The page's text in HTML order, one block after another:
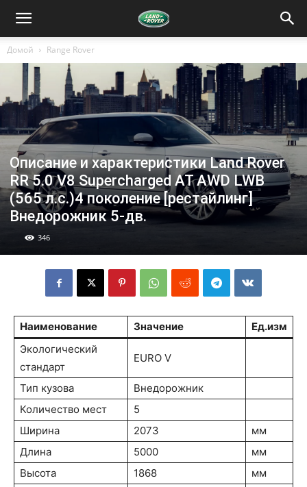
Домой Range Rover
Описание и характеристики Land Rover
RR 5.0 V8 Supercharged AT AWD LWB
(565 л.с.)4 поколение [рестайлинг]
Внедорожник 5-дв.
346
Наименование Значение
Ед.изм
Экологический
стандарт
EURO V
Тип кузова
Внедорожник
Количество мест
5
Ширина
2073
мм
Длина
5000
мм
Высота
1868
мм